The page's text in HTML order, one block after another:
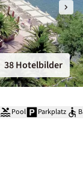
38 Hotelbilder
Pool Parkplatz